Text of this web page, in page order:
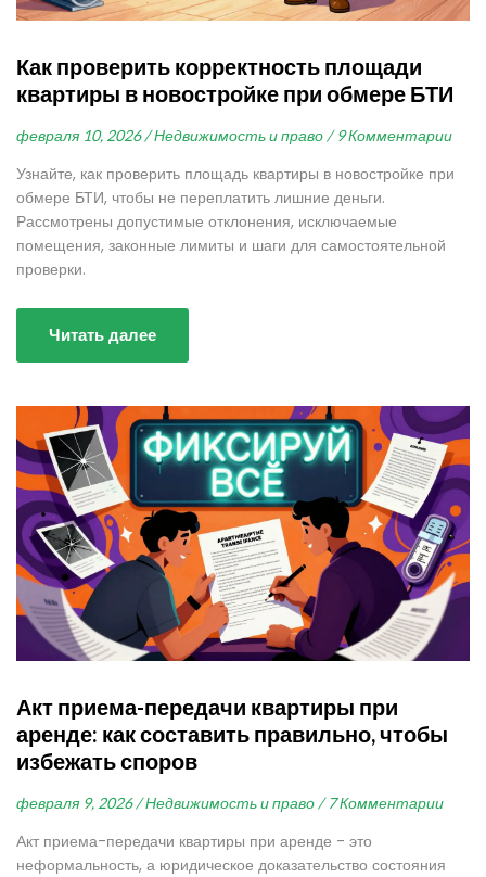
Как проверить корректность площади
квартиры в новостройке при обмере БТИ
февраля 10, 2026 / Недвижимость и право / 9 Комментарии
Узнайте, как проверить площадь квартиры в новостройке при
обмере БТИ, чтобы не переплатить лишние деньги.
Рассмотрены допустимые отклонения, исключаемые
помещения, законные лимиты и шаги для самостоятельной
проверки.
Читать далее
Акт приема-передачи квартиры при
аренде: как составить правильно, чтобы
избежать споров
февраля 9, 2026 / Недвижимость и право / 7 Комментарии
Акт приема-передачи квартиры при аренде - это
неформальность, а юридическое доказательство состояния